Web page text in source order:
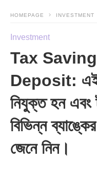
HOMEPAGE INVESTMENT
Investment
Tax
Deposit: এই
নিযুক্ত হন এবং
বিভিন্ন
জেনে নিন।